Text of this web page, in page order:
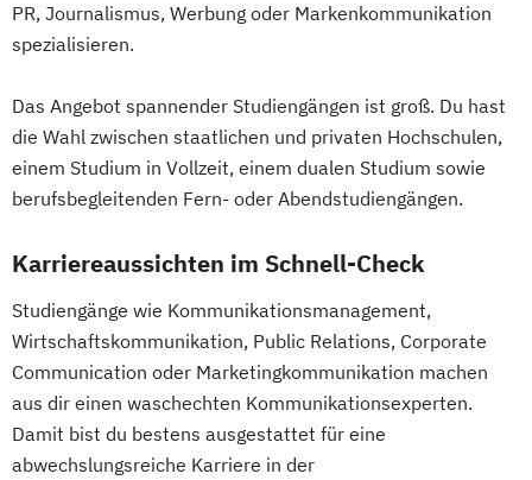
PR, Journalismus, Werbung oder Markenkommunikation
spezialisieren.
Das Angebot spannender Studiengängen ist groß. Du hast
die Wahl zwischen staatlichen und privaten Hochschulen,
einem Studium in Vollzeit, einem dualen Studium sowie
berufsbegleitenden Fern- oder Abendstudiengängen.
Karriereaussichten im Schnell-Check
Studiengänge wie Kommunikationsmanagement,
Wirtschaftskommunikation, Public Relations, Corporate
Communication oder Marketingkommunikation machen
aus dir einen waschechten Kommunikationsexperten.
Damit bist du bestens ausgestattet für eine
abwechslungsreiche Karriere in der